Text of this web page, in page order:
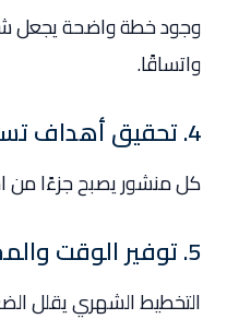
وجود خطة واضحة يجعل
واتساقًا.
4. تحقيق أهداف تسويقية
كل منشور يصبح جزءًا من
5. توفير الوقت والمجهود
التخطيط الشهري يقلل